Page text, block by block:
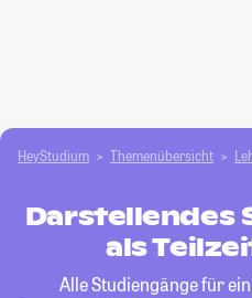
HeyStudium Themenübersicht
Darstellendes
als
Alle Studiengänge für